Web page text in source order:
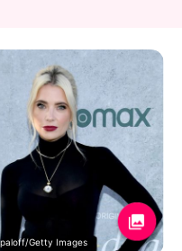
Getty Images